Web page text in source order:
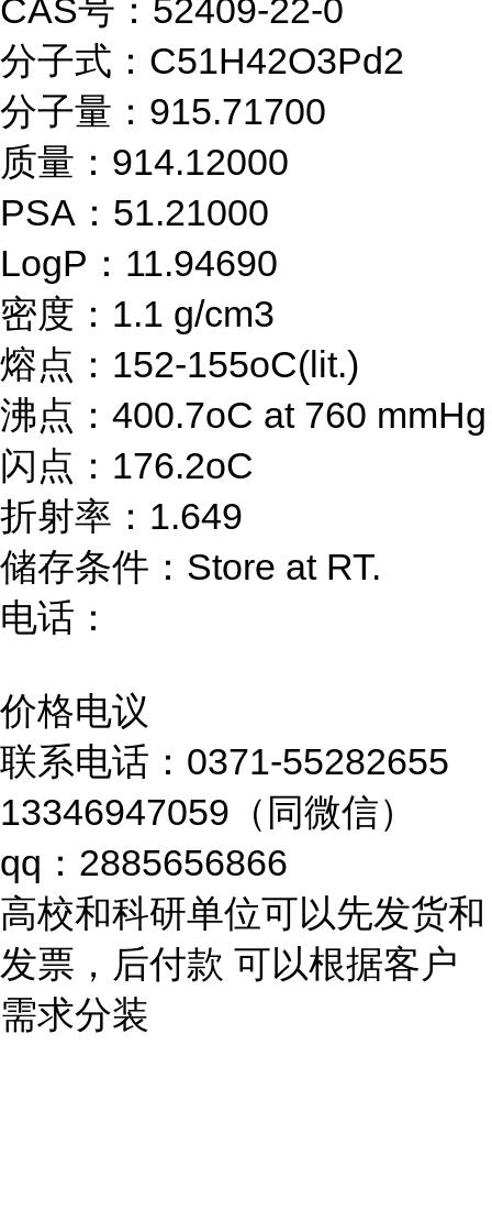
CAS号：52409-22-0
分子式：C51H42O3Pd2
分子量：915.71700
质量：914.12000
PSA：51.21000
LogP：11.94690
密度：1.1 g/cm3
熔点：152-155oC(lit.)
沸点：400.7oC at 760 mmHg
闪点：176.2oC
折射率：1.649
储存条件：Store at RT.
电话：
价格电议
联系电话：0371-55282655
13346947059（同微信）
qq：2885656866
高校和科研单位可以先发货和
发票，后付款 可以根据客户
需求分装